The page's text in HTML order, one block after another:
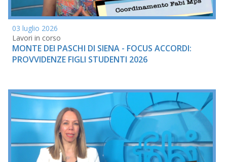
03 luglio 2026
Lavori in corso
MONTE DEI PASCHI DI SIENA - FOCUS ACCORDI:
PROVVIDENZE FIGLI STUDENTI 2026